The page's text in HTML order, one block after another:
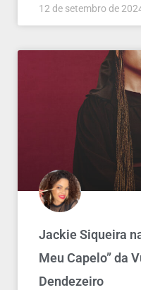
12 de setembro de
Jackie Siqueira
Meu Capelo” da
Dendezeiro